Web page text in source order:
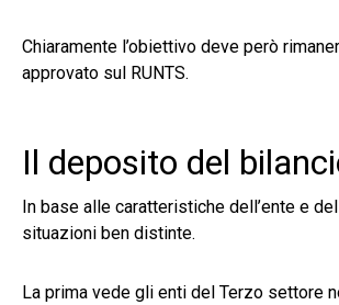
Chiaramente l’obiettivo deve però
approvato sul RUNTS.
Il deposito del
In base alle caratteristiche dell’ente e
situazioni ben distinte.
La prima vede gli enti del Terzo settore